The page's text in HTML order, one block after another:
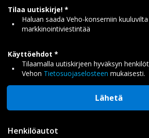
Tilaa uutiskirje!
Haluan saada Veho-konserniin
markkinointiviestintää
Käyttöehdot
Tilaamalla uutiskirjeen hyväksyn
Vehon Tietosuojaselosteen mukaisesti.
Lähetä
Henkilöautot